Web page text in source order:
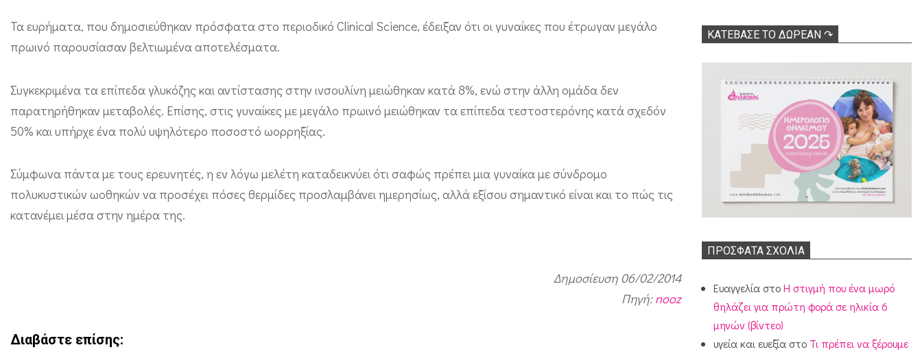
ύ
ε
τ
η
γ
ν
ι
μ
α
Τα ευρήματα, που δημοσιεύθηκαν πρόσφατα στο περιοδικό Clinical Science, έδειξαν ότι οι γυναίκες που έτρωγαν μεγάλο
πρωινό παρουσίασαν βελτιωμένα αποτελέσματα.
Συγκεκριμένα τα επίπεδα γλυκόζης και αντίστασης στην ινσουλίνη μειώθηκαν κατά 8%, ενώ στην άλλη ομάδα δεν
παρατηρήθηκαν μεταβολές. Επίσης, στις γυναίκες με μεγάλο πρωινό μειώθηκαν τα επίπεδα τεστοστερόνης κατά σχεδόν
50% και υπήρχε ένα πολύ υψηλότερο ποσοστό ωορρηξίας.
Σύμφωνα πάντα με τους ερευνητές, η εν λόγω μελέτη καταδεικνύει ότι σαφώς πρέπει μια γυναίκα με σύνδρομο
πολυκυστικών ωοθηκών να προσέχει πόσες θερμίδες προσλαμβάνει ημερησίως, αλλά εξίσου σημαντικό είναι και το πώς τις
κατανέμει μέσα στην ημέρα της.
Δημοσίευση 06/02/2014
Πηγή:nooz
Διαβάστε επίσης:
ΚΑΤΕΒΑΣΕ ΤΟ ΔΩΡΕΑΝ ↷
ΠΡΌΣΦΑΤΑ ΣΧΌΛΙΑ
Ευαγγελία στοΗ στιγμή που ένα μωρό
θηλάζει για πρώτη φορά σε ηλικία 6
μηνών (βίντεο)
υγεία και ευεξία στο Τι πρέπει να ξέρουμε